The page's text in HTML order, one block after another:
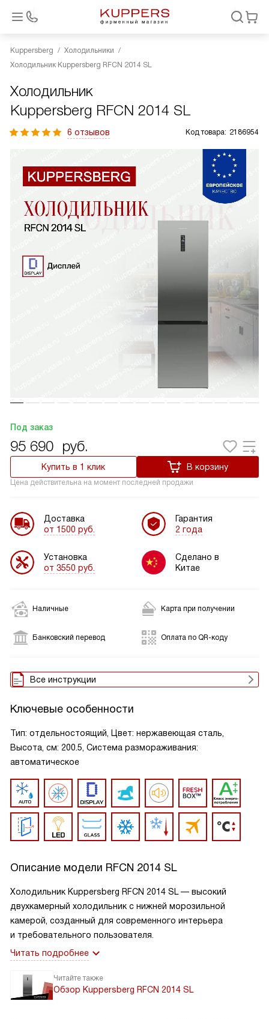
Kuppersberg
Холодильники
Холодильник Kuppersberg RFCN 2014 SL
Холодильник
Kuppersberg RFCN 2014 SL
6 отзывов Код товара: 2186954
Под заказ
95 690 руб.
Купить в 1 клик В корзину
Цена действительна на момент последней продажи
Доставка
от 1500 руб.
Установка
от 3550 руб.
Гарантия
2 года
Сделано в
Китае
Наличные Карта при получении
Банковский перевод Оплата по QR-коду
Все инструкции
Ключевые особенности
Тип: отдельностоящий, Цвет: нержавеющая сталь,
Высота, см: 200.5, Система размораживания:
автоматическое
Описание модели RFCN 2014 SL
Холодильник Kuppersberg RFCN 2014 SL — высокий
двухкамерный холодильник с нижней морозильной
камерой, созданный для современного интерьера
и требовательного пользователя.
Читать подробнее
Читайте также
Обзор Kuppersberg RFCN 2014 SL